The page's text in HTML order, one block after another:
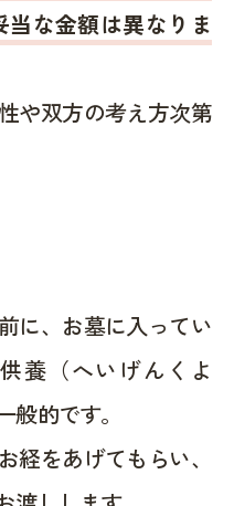
な金額は異なりま
や双方の考え方次第
に、お墓に入ってい
養（へいげんくよ
的です。
経をあげてもらい、